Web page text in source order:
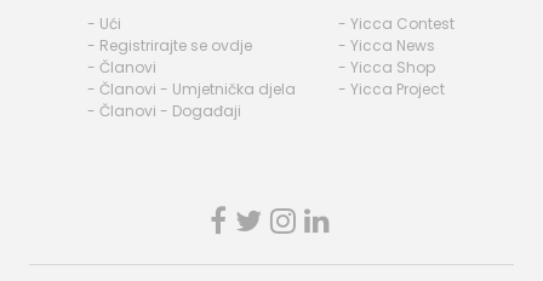
- Ući
- Registrirajte se ovdje
- Članovi
- Članovi - Umjetnička djela
- Članovi - Događaji
- Yicca Contest
- Yicca News
- Yicca Shop
- Yicca Project